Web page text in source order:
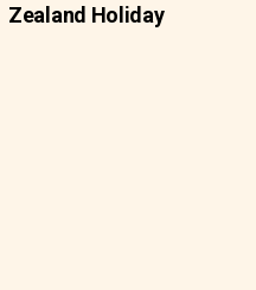
Zealand Holiday